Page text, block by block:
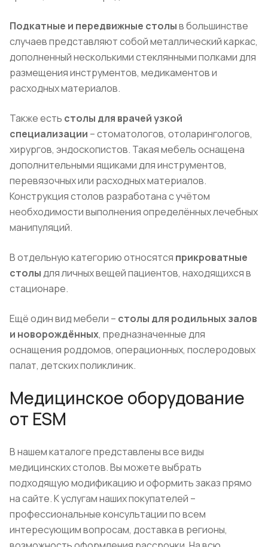
Подкатные и передвижные столыв большинстве
случаев представляют собой металлический каркас,
дополненный несколькими стеклянными полками для
размещения инструментов, медикаментов и
расходных материалов.
Также есть столы для врачей узкой
специализации – стоматологов, отоларингологов,
хирургов, эндоскопистов. Такая мебель оснащена
дополнительными ящиками для инструментов,
перевязочных или расходных материалов.
Конструкция столов разработана с учётом
необходимости выполнения определённых лечебных
манипуляций.
В отдельную категорию относятся прикроватные
столыдля личных вещей пациентов, находящихся в
стационаре.
Ещё один вид мебели – столы для родильных залов
и новорождённых, предназначенные для
оснащения роддомов, операционных, послеродовых
палат, детских поликлиник.
Медицинское оборудование
от ESM
В нашем каталоге представлены все виды
медицинских столов. Вы можете выбрать
подходящую модификацию и оформить заказ прямо
на сайте. К услугам наших покупателей –
профессиональные консультации по всем
интересующим вопросам, доставка в регионы,